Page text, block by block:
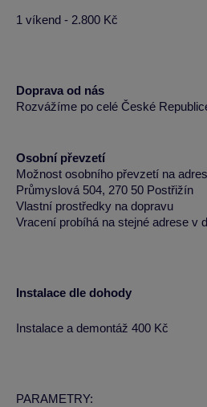
1 víkend - 2.800 Kč
Doprava od nás
Rozvážíme po celé České
Osobní převzetí
Možnost osobního převzetí na
Průmyslová 504, 270 50 Postřižín
Vlastní prostředky na dopravu
Vracení probíhá na stejné adrese v
Instalace dle dohody
Instalace a demontáž 400 Kč
PARAMETRY: